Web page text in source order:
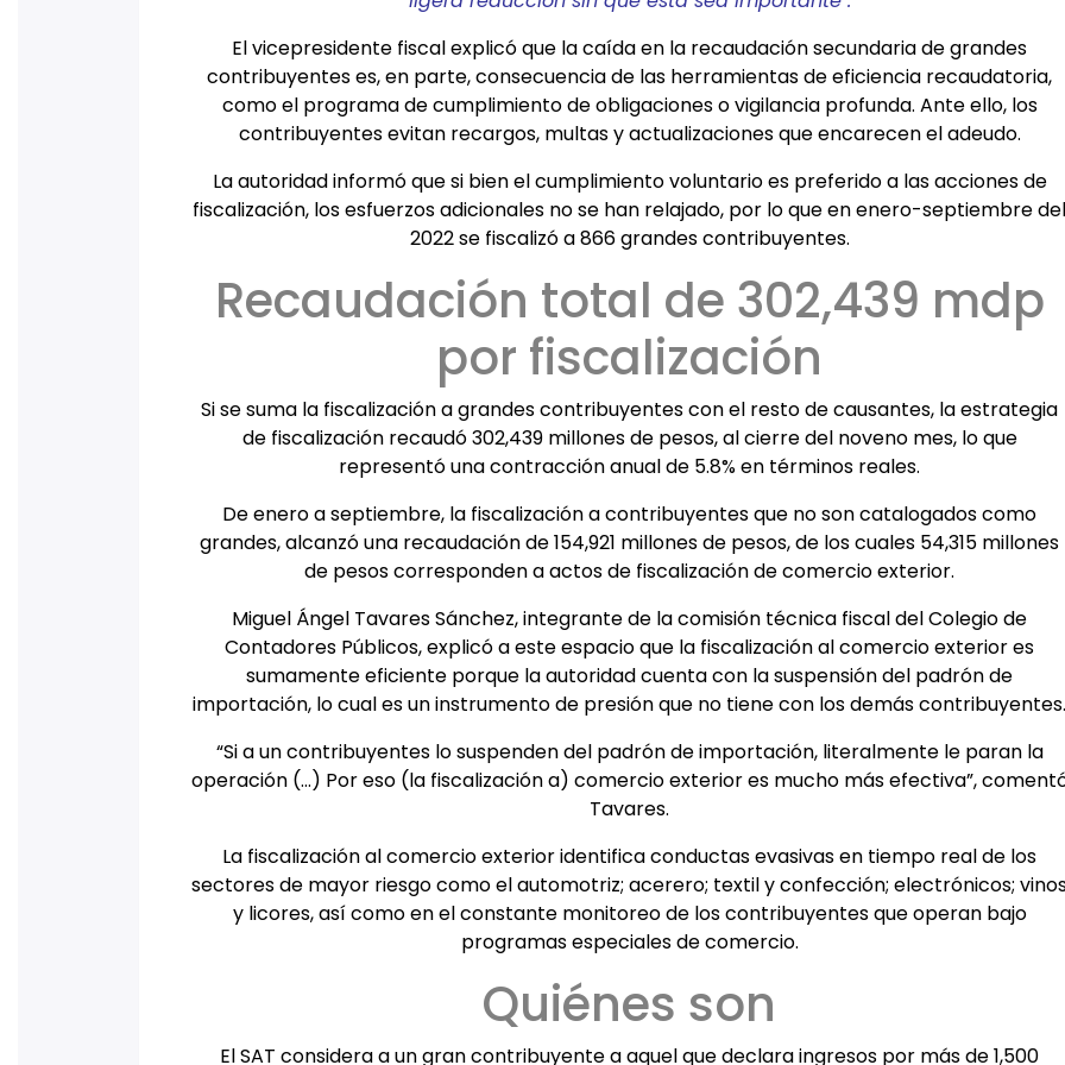
El vicepresidente fiscal explicó que la caída en la recaudación secundaria de grandes
contribuyentes es, en parte, consecuencia de las herramientas de eficiencia recaudatoria,
como el programa de cumplimiento de obligaciones o vigilancia profunda. Ante ello, los
contribuyentes evitan recargos, multas y actualizaciones que encarecen el adeudo.
La autoridad informó que si bien el cumplimiento voluntario es preferido a las acciones de
fiscalización, los esfuerzos adicionales no se han relajado, por lo que en enero-septiembre del
2022 se fiscalizó a 866 grandes contribuyentes.
Recaudación total de 302,439 mdp
por fiscalización
Si se suma la fiscalización a grandes contribuyentes con el resto de causantes, la estrategia
de fiscalización recaudó 302,439 millones de pesos, al cierre del noveno mes, lo que
representó una contracción anual de 5.8% en términos reales.
De enero a septiembre, la fiscalización a contribuyentes que no son catalogados como
grandes, alcanzó una recaudación de 154,921 millones de pesos, de los cuales 54,315 millones
de pesos corresponden a actos de fiscalización de comercio exterior.
Miguel Ángel Tavares Sánchez, integrante de la comisión técnica fiscal del Colegio de
Contadores Públicos, explicó a este espacio que la fiscalización al comercio exterior es
sumamente eficiente porque la autoridad cuenta con la suspensión del padrón de
importación, lo cual es un instrumento de presión que no tiene con los demás contribuyentes.
“Si a un contribuyentes lo suspenden del padrón de importación, literalmente le paran la
operación (…) Por eso (la fiscalización a) comercio exterior es mucho más efectiva”,
Tavares.
La fiscalización al comercio exterior identifica conductas evasivas en tiempo real de los
sectores de mayor riesgo como el automotriz; acerero; textil y confección; electrónicos;
y licores, así como en el constante monitoreo de los contribuyentes que operan bajo
programas especiales de comercio.
Quiénes son
El SAT considera a un gran contribuyente a aquel que declara ingresos por más de 1,500